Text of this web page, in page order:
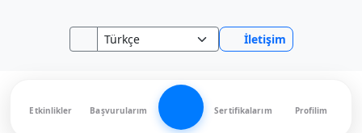
İletişim
Etkinlikler Başvurularım Sertifikalarım Profilim